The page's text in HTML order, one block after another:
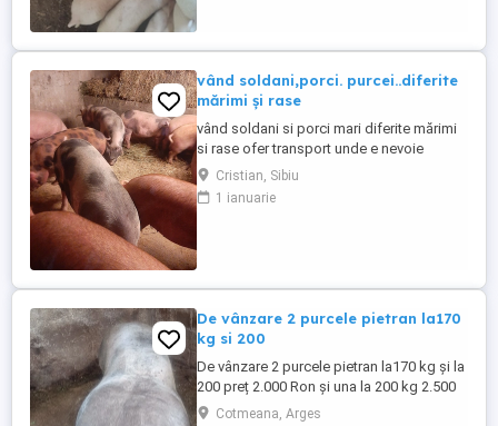
vând soldani,porci. purcei..diferite
mărimi și rase
vând soldani si porci mari diferite mărimi
si rase ofer transport unde e nevoie
Cristian, Sibiu
1 ianuarie
De vânzare 2 purcele pietran la170
kg si 200
De vânzare 2 purcele pietran la170 kg și la
200 preț 2.000 Ron și una la 200 kg 2.500
Ron din montă artificială
Cotmeana, Arges